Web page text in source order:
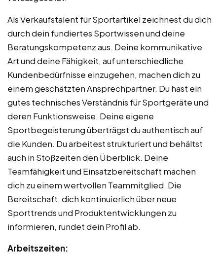
Als Verkaufstalent für Sportartikel zeichnest du dich
durch dein fundiertes Sportwissen und deine
Beratungskompetenz aus. Deine kommunikative
Art und deine Fähigkeit, auf unterschiedliche
Kundenbedürfnisse einzugehen, machen dich zu
einem geschätzten Ansprechpartner. Du hast ein
gutes technisches Verständnis für Sportgeräte und
deren Funktionsweise. Deine eigene
Sportbegeisterung überträgst du authentisch auf
die Kunden. Du arbeitest strukturiert und behältst
auch in Stoßzeiten den Überblick. Deine
Teamfähigkeit und Einsatzbereitschaft machen
dich zu einem wertvollen Teammitglied. Die
Bereitschaft, dich kontinuierlich über neue
Sporttrends und Produktentwicklungen zu
informieren, rundet dein Profil ab.
Arbeitszeiten: